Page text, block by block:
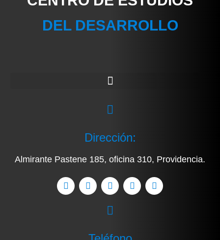
DEL DESARROLLO
Dirección:
Almirante Pastene 185, oficina 310, Providencia.